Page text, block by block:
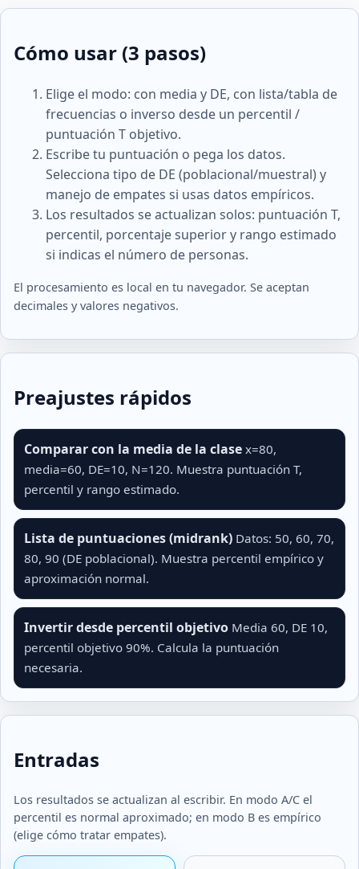
Cómo usar (3 pasos)
Elige el modo: con media y DE, con lista/tabla de
frecuencias o inverso desde un percentil /
puntuación T objetivo.
Escribe tu puntuación o pega los datos.
Selecciona tipo de DE (poblacional/muestral) y
manejo de empates si usas datos empíricos.
Los resultados se actualizan solos: puntuación T,
percentil, porcentaje superior y rango estimado
si indicas el número de personas.
El procesamiento es local en tu navegador. Se aceptan
decimales y valores negativos.
Preajustes rápidos
Comparar con la media de la clase x=80,
media=60, DE=10, N=120. Muestra puntuación T,
percentil y rango estimado.
Lista de puntuaciones (midrank) Datos: 50, 60, 70,
80, 90 (DE poblacional). Muestra percentil empírico y
aproximación normal.
Invertir desde percentil objetivo Media 60, DE 10,
percentil objetivo 90%. Calcula la puntuación
necesaria.
Entradas
Los resultados se actualizan al escribir. En modo A/C el
percentil es normal aproximado; en modo B es empírico
(elige cómo tratar empates).